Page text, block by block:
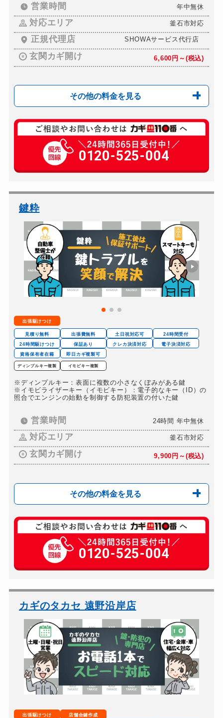
営業時間 年中無休
対応エリア 釜石市対応
正規代理店 SHOWAサービス代行店
玄関カギ開け 6,600円～(税込)
その他の料金を見る
玄関カギ複製 550円(税込)～
玄関カギ開け 6,600円～(税込)
玄関カギ修理 4,400円～(税込)
玄関カギ交換
車カギ開け 6,600円～(税込)
バイクカギ開け 6,600円～(税込)
バイクカギ作成 別途お見積り
スーツケースカギ開け 5,500円～(税込)
スーツケースカギ作成 別途お見積り
金庫カギ修理 別途お見積り
金庫カギ交換 別途お見積り
ロッカーカギ開け
ドアノブカギ開け 6,600円～(税込)
ドアノブカギ作成 8,800円～(税込)
ドアノブカギ交換 別途お見積り
0120-525-004
鍵粋
出張駆けつけ
見積り無料 出張費無料 土日祝対応可
24時間受付
24時間駆けつけ
保証あり クレカ決済対応
電子決済対応
資格保有者在籍
即日カギ複製可
ディンプルキー複製 イモビキー複製
※ディンプルキー：表面に複数の小さなくぼみがある鍵
※イモビライザーキー（イモビキー）：電子的なキー（ID）の
照合でエンジンの始動を制御する防犯装置の付いた鍵
営業時間 24時間 年中無休
対応エリア 釜石市対応
玄関カギ開け 9,900円～(税込)
その他の料金を見る
玄関カギ修理 9,900円～(税込)
玄関カギ作成 16,500円～(税込)
玄関カギ交換 15,400円～(税込)
バイクカギ開け
バイクカギ作成 14,300円～(税込)
スーツケースカギ開け 9,900円～(税込)
金庫カギ開け 19,800円～(税込)
金庫カギ修理 別途お見積り
ロッカーカギ開け 別途お見積り
ドアノブカギ開け
0120-525-004
カギのタカセ 遠野沿岸店
出張駆けつけ 店舗合鍵作成